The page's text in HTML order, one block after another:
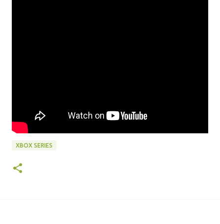
XBOX SERIES